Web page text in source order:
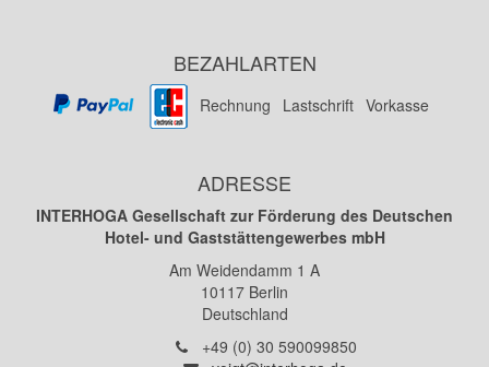
BEZAHLARTEN
Rechnung Lastschrift Vorkasse
ADRESSE
INTERHOGA Gesellschaft zur Förderung des Deutschen
Hotel- und Gaststättengewerbes mbH
Am Weidendamm 1 A
10117 Berlin
Deutschland
Telefon:
+49 (0) 30 590099850